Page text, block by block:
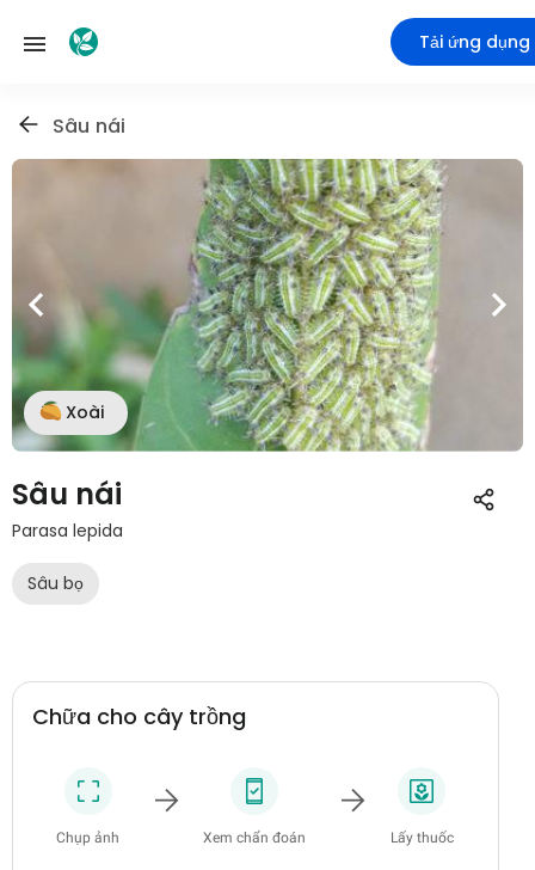
Tải ứng dụng
Sâu nái
Xoài
Sâu nái
Parasa lepida
Sâu bọ
Chữa cho cây trồng
Chụp ảnh Xem chẩn đoán Lấy thuốc